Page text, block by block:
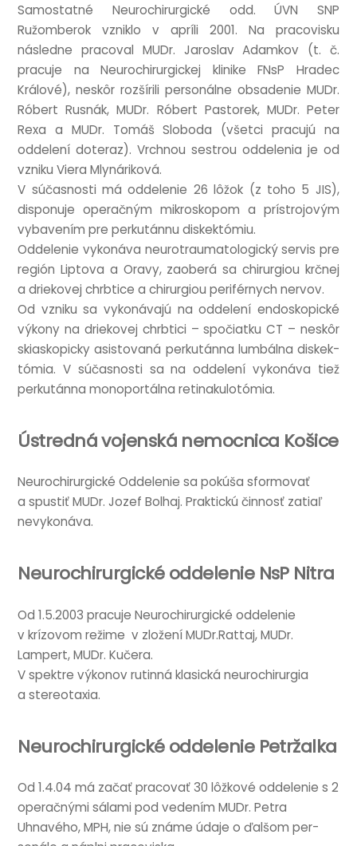
Sam­o­stat­né Neurochirur­gické odd. ÚVN SNP
Ružomber­ok vznik­lo v apríli 2001. Na pra­cov­isku
následne pra­co­v­al MUDr. Jaroslav Adamkov (t. č.
prac­uje na Neurochirur­gick­ej klinike FNsP Hradec
Králové), neskôr rozšírili per­sonál­ne obsad­enie MUDr.
Róbert Rus­nák, MUDr. Róbert Pastorek, MUDr. Peter
Rexa a MUDr. Tomáš Sloboda (všetci prac­ujú na
oddelení doteraz). Vrch­nou ses­trou oddel­enia je od
vzniku Viera Mlynáriková.
V súčas­nosti má oddel­e­nie 26 lôžok (z toho 5 JIS),
disponuje oper­ačným mik­rosko­pom a prístro­jovým
vybavením pre perkután­nu diskektómiu.
Oddel­e­nie vykonáva neur­o­trau­mato­lo­gický ser­vis pre
región Lipt­ova a Oravy, zaoberá sa chirur­giou krčnej
a driekovej chrb­tice a chirur­giou peri­fér­nych nervov.
Od vzniku sa vykonáva­jú na oddelení endoskopické
výkony na driekovej chrb­tici – spoči­atku CT – neskôr
ski­askopicky asist­ovaná perkutánna lum­bálna diskek­
tómia. V súčas­nosti sa na oddelení vykonáva tiež
perkutánna mono­portálna retinakulotómia.
Ústredná vojenská nemocnica Košice
Neurochirur­gické Oddel­e­nie sa pokúša sfor­movať
a spustiť MUDr. Jozef Bol­haj. Prak­tickú čin­nosť zatiaľ
nevykonáva.
Neurochirurgické oddelenie NsP Nitra
Od 1.5.2003 prac­uje Neurochirur­gické oddel­e­nie
v krízo­vom režime v zložení MUDr.Rattaj, MUDr.
Lampert, MUDr. Kučera.
V spektre výkonov rutin­ná klasická neurochirur­gia
a stereotaxia.
Neurochirurgické oddelenie Petržalka
Od 1.4.04 má začať pra­co­v­ať 30 lôžkové oddel­e­nie s 2
oper­ačnými sálami pod vedením MUDr. Petra
Uhnavého, MPH, nie sú známe úda­je o ďalšom per­